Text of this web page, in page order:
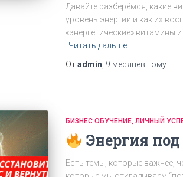
Давайте разберёмся, какие
уровень энергии и как их
«энергетические» витамины
Читать дальше
Отadmin 9 месяцев тому
БИЗНЕС ОБУЧЕНИЕ ЛИЧНЫЙ
Энергия
Есть темы, которые важнее,